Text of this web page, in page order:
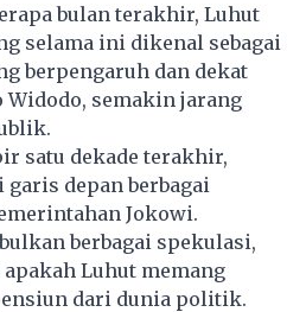
bulan terakhir, Luhut
selama ini dikenal sebagai
berpengaruh dan dekat
Widodo, semakin jarang
satu dekade terakhir,
depan berbagai
Jokowi.
berbagai spekulasi,
Luhut memang
dari dunia politik.